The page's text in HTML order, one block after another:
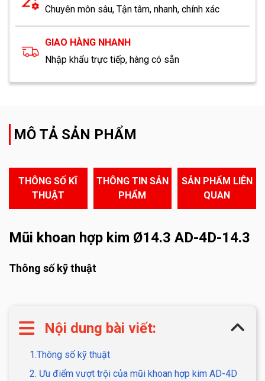
Chuyên môn sâu, Tận tâm, nhanh, chính xác
GIAO HÀNG NHANH
Nhập khẩu trực tiếp, hàng có sẵn
MÔ TẢ SẢN PHẨM
THÔNG SỐ KĨ
THUẬT
THÔNG TIN SẢN
PHẨM
SẢN PHẨM LIÊN
QUAN
Mũi khoan hợp kim Ø14.3 AD-4D-14.3
Thông số kỹ thuật
Nội dung bài viết:
1.Thông số kỹ thuật
2. Ưu điểm vượt trội của mũi khoan hợp kim AD-4D